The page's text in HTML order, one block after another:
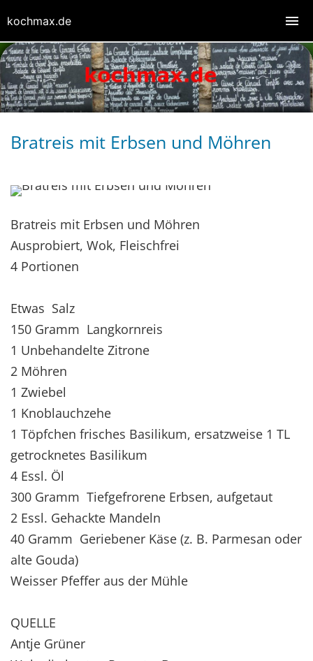
Bratreis mit Erbsen und Möhren
Bratreis mit Erbsen und Möhren
Ausprobiert, Wok, Fleischfrei
4 Portionen
Etwas Salz
150 Gramm Langkornreis
1 Unbehandelte Zitrone
2 Möhren
1 Zwiebel
1 Knoblauchzehe
1 Töpfchen frisches Basilikum, ersatzweise 1 TL
getrocknetes Basilikum
4 Essl. Öl
300 Gramm Tiefgefrorene Erbsen, aufgetaut
2 Essl. Gehackte Mandeln
40 Gramm Geriebener Käse (z. B. Parmesan oder
alte Gouda)
Weisser Pfeffer aus der Mühle
QUELLE
Antje Grüner
kochmax.de